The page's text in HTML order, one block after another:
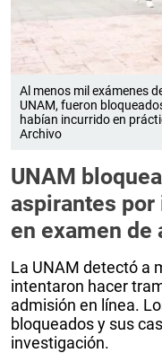
Al menos mil exámenes
UNAM, fueron
habían incurrido en
Archivo
UNAM
aspirantes
en examen de
La UNAM detectó a
intentaron hacer
admisión en línea.
bloqueados y sus
investigación.